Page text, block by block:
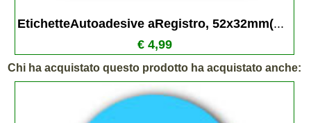
EtichetteAutoadesive aRegistro, 52x32mm(...
€ 4,99
Chi ha acquistato questo prodotto ha acquistato anche: